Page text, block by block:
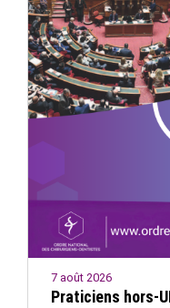
7 août 2026
Praticiens hors-